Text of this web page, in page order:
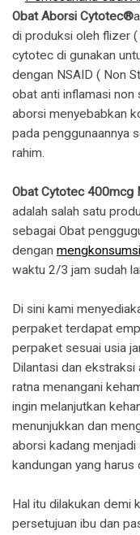
Obat Aborsi Cytotec®
di produksi oleh flizer (
cytotec di gunakan
dengan NSAID ( Non
obat anti inflamasi non
aborsi menyebabkan
pada penggunaannya
rahim.
Obat Cytotec
adalah salah satu
sebagai Obat
dengan
waktu 2/3 jam sudah
Di sini kami
perpaket terdapat
perpaket sesuai usia
Dilantasi dan
ratna menangani
ingin melanjutkan
menunjukkan dan
aborsi kadang
kandungan yang harus
Hal itu dilakukan demi
persetujuan ibu dan